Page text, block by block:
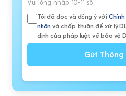
Vui lòng nhập 10-11 số
Tôi đã đọc và đồng ý với
nhân và chấp thuận để xử lý
định của pháp luật về bảo vệ
Gửi Thông